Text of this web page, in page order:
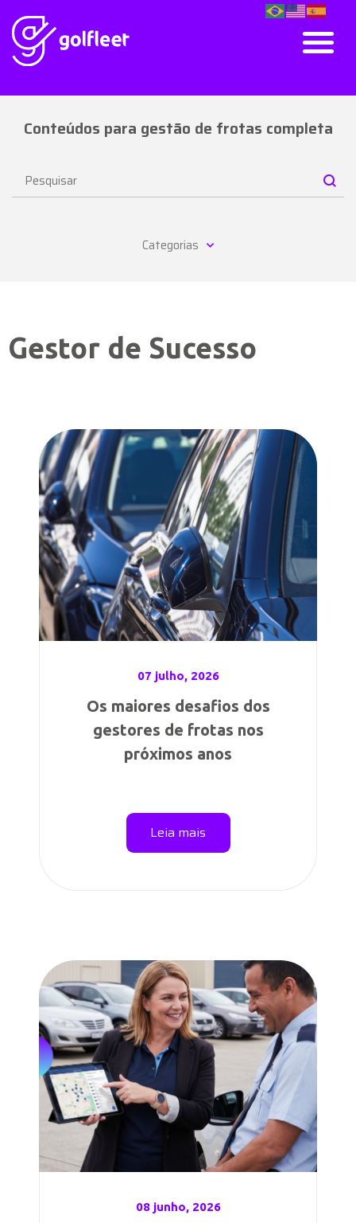
Conteúdos para gestão de frotas completa
Categorias
Gestor de Sucesso
07 julho, 2026
Os maiores desafios dos
gestores de frotas nos
próximos anos
Leia mais
08 junho, 2026